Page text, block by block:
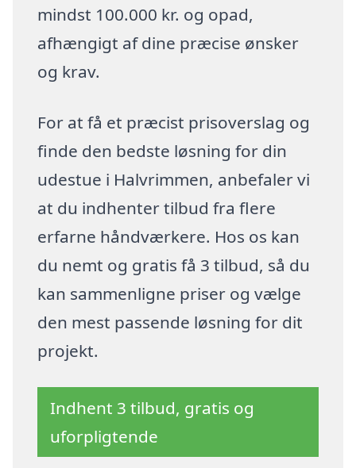
mindst 100.000 kr. og opad,
afhængigt af dine præcise ønsker
og krav.
For at få et præcist prisoverslag og
finde den bedste løsning for din
udestue i Halvrimmen, anbefaler vi
at du indhenter tilbud fra flere
erfarne håndværkere. Hos os kan
du nemt og gratis få 3 tilbud, så du
kan sammenligne priser og vælge
den mest passende løsning for dit
projekt.
Indhent 3 tilbud, gratis og
uforpligtende